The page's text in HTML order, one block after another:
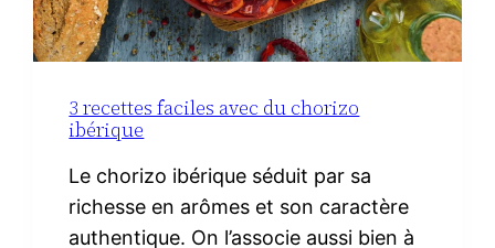
3 recettes faciles avec du chorizo
ibérique
Le chorizo ibérique séduit par sa
richesse en arômes et son caractère
authentique. On l’associe aussi bien à